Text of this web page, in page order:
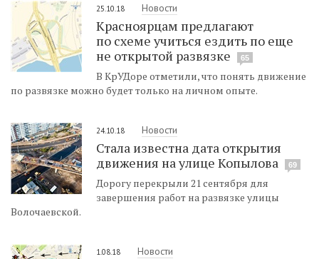
25.10.18 Новости
Красноярцам предлагают
по схеме учиться ездить по еще
не открытой развязке
65
В КрУДоре отметили, что понять движение
по развязке можно будет только на личном опыте.
24.10.18 Новости
Стала известна дата открытия
движения на улице Копылова
69
Дорогу перекрыли 21 сентября для
завершения работ на развязке улицы
Волочаевской.
1.08.18 Новости